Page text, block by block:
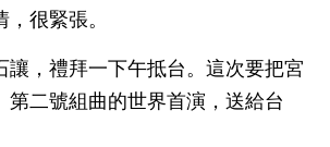
很緊張。
讓，禮拜一下午抵台。這次要把宮
第二號組曲的世界首演，送給台